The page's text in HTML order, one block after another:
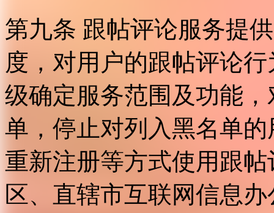
第九条 跟帖评论服务提
度，对用户的跟帖评论
级确定服务范围及功能
单，停止对列入黑名单
重新注册等方式使用跟
区、直辖市互联网信息